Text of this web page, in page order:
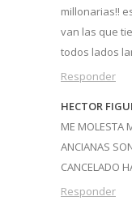
millonarias!!
van las que
todos lados
Responder
HECTOR
ME MOLESTA
ANCIANAS
CANCELADO
Responder